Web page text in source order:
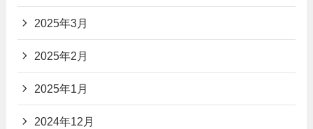
2025年3月
2025年2月
2025年1月
2024年12月